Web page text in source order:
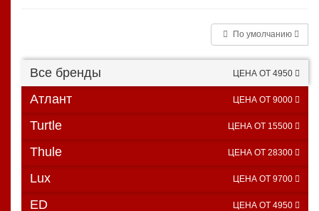
По умолчанию
Все бренды ЦЕНА ОТ 4950
Атлант ЦЕНА ОТ 9000
Turtle ЦЕНА ОТ 15500
Thule ЦЕНА ОТ 28300
Lux ЦЕНА ОТ 9700
ED ЦЕНА ОТ 4950